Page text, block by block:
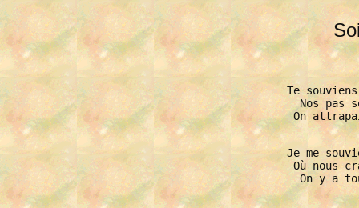
Te
Nos pas
On
Je me
Où nous
On y a